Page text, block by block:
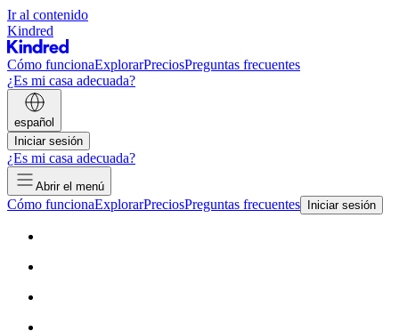
Ir al contenido
Kindred
Cómo funcionaExplorarPreciosPreguntas frecuentes
¿Es mi casa adecuada?
español
Iniciar sesión
¿Es mi casa adecuada?
Abrir el menú
Cómo funcionaExplorarPreciosPreguntas frecuentes Iniciar sesión